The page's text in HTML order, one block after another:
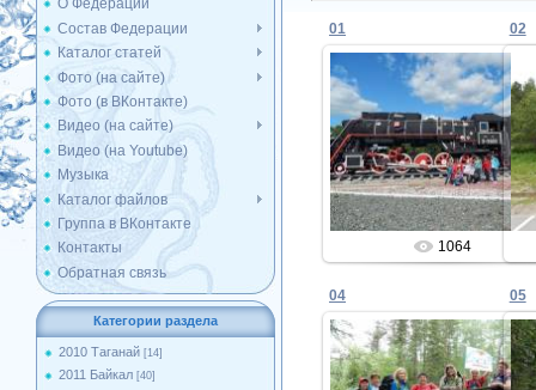
О Федерации
Состав Федерации
Каталог статей
Фото (на сайте)
Фото (в ВКонтакте)
Видео (на сайте)
Видео (на Youtube)
Музыка
Каталог файлов
Группа в ВКонтакте
Контакты
Обратная связь
Категории раздела
2010 Таганай [14]
2011 Байкал [40]
01
20.06.2016
Admin
1064
02
04 05